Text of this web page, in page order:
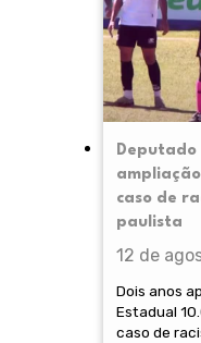
Deputado
caso de
paulista
12 de
Dois anos
Estadual
caso de